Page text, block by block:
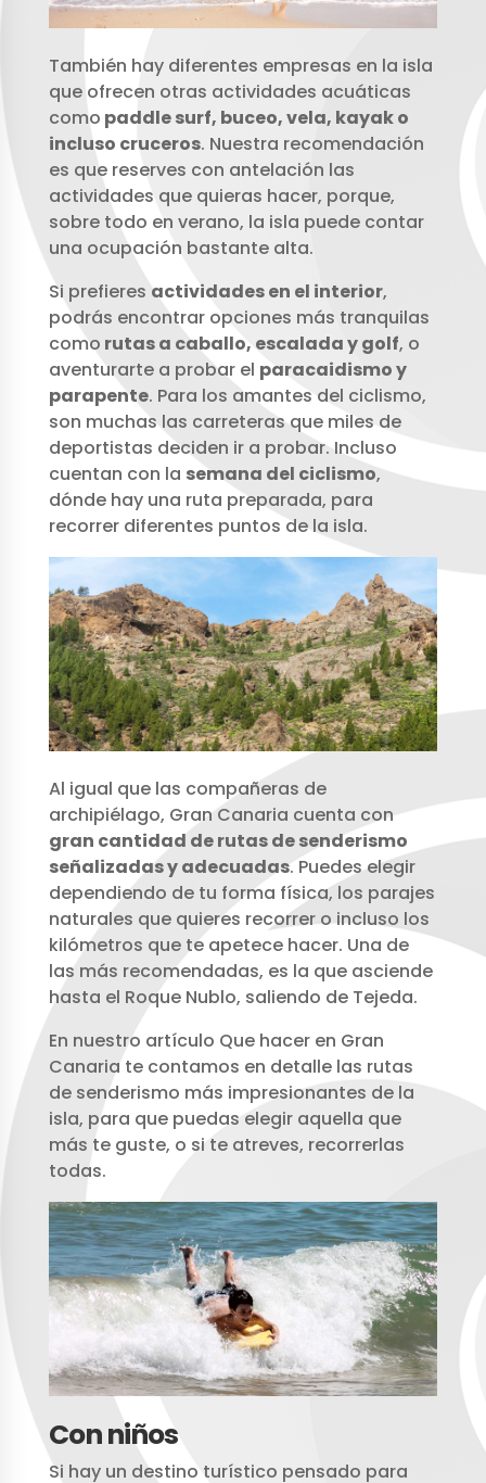
También hay diferentes empresas en la isla
que ofrecen otras actividades acuáticas
como paddle surf, buceo, vela, kayak o
incluso cruceros. Nuestra recomendación
es que reserves con antelación las
actividades que quieras hacer, porque,
sobre todo en verano, la isla puede contar
una ocupación bastante alta.
Si prefieres actividades en el interior,
podrás encontrar opciones más tranquilas
como rutas a caballo, escalada y golf, o
aventurarte a probar el paracaidismo y
parapente. Para los amantes del ciclismo,
son muchas las carreteras que miles de
deportistas deciden ir a probar. Incluso
cuentan con la semana del ciclismo,
dónde hay una ruta preparada, para
recorrer diferentes puntos de la isla.
Al igual que las compañeras de
archipiélago, Gran Canaria cuenta con
gran cantidad de rutas de senderismo
señalizadas y adecuadas. Puedes elegir
dependiendo de tu forma física, los parajes
naturales que quieres recorrer o incluso los
kilómetros que te apetece hacer. Una de
las más recomendadas, es la que asciende
hasta el Roque Nublo, saliendo de Tejeda.
En nuestro artículo Que hacer en Gran
Canaria te contamos en detalle las rutas
de senderismo más impresionantes de la
isla, para que puedas elegir aquella que
más te guste, o si te atreves, recorrerlas
todas.
Con niños
Si hay un destino turístico pensado para